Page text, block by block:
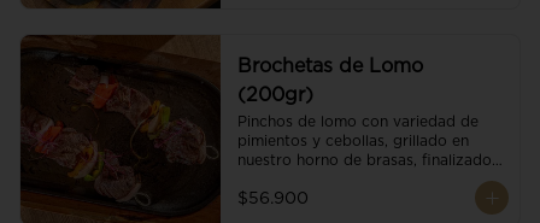
Brochetas de Lomo
(200gr)
Pinchos de lomo con variedad de
pimientos y cebollas, grillado en
nuestro horno de brasas, finalizado
con cristales de sal. Acompañado de
salsa criolla.
$56.900